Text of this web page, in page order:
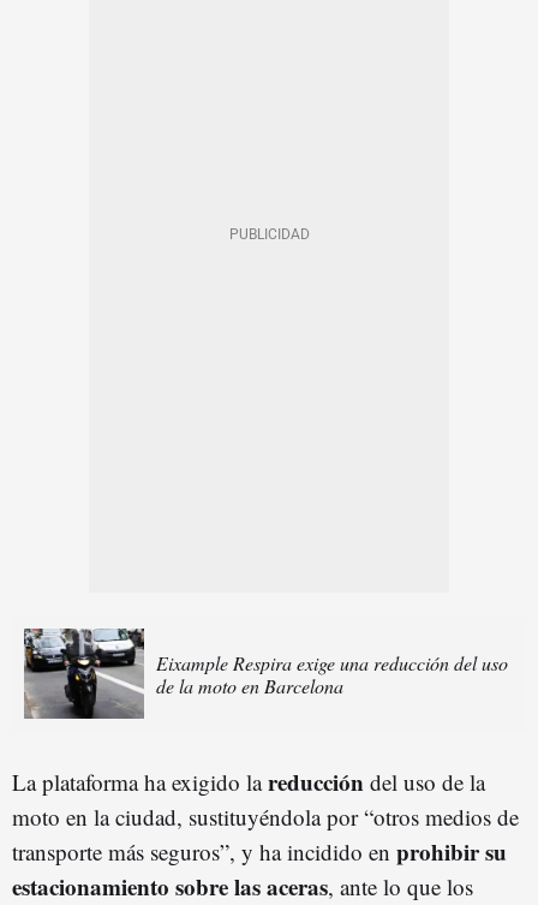
Eixample Respira exige una reducción del uso
de la moto en Barcelona
La plataforma ha exigido lareducción del uso de la
moto en la ciudad, sustituyéndola por “otros medios de
transporte más seguros”, y ha incidido en prohibir su
estacionamiento sobre las aceras, ante lo que los